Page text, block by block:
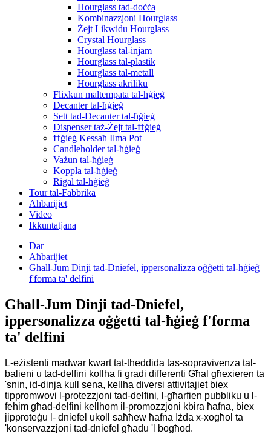
Hourglass tad-doċċa
Kombinazzjoni Hourglass
Żejt Likwidu Hourglass
Crystal Hourglass
Hourglass tal-injam
Hourglass tal-plastik
Hourglass tal-metall
Hourglass akriliku
Flixkun maltempata tal-ħġieġ
Decanter tal-ħġieġ
Sett tad-Decanter tal-ħġieġ
Dispenser taż-Żejt tal-Ħġieġ
Ħġieġ Kessaħ Ilma Pot
Candleholder tal-ħġieġ
Vażun tal-ħġieġ
Koppla tal-ħġieġ
Rigal tal-ħġieġ
Tour tal-Fabbrika
Aħbarijiet
Video
Ikkuntatjana
Dar
Aħbarijiet
Għall-Jum Dinji tad-Dniefel, ippersonalizza oġġetti tal-ħġieġ
f'forma ta' delfini
Għall-Jum Dinji tad-Dniefel,
ippersonalizza oġġetti tal-ħġieġ f'forma
ta' delfini
L-eżistenti madwar kwart tat-theddida tas-sopravivenza tal-
balieni u tad-delfini kollha fi gradi differenti Għal għexieren ta
'snin, id-dinja kull sena, kellha diversi attivitajiet biex
tippromwovi l-protezzjoni tad-delfini, l-għarfien pubbliku u l-
fehim għad-delfini kellhom il-promozzjoni kbira ħafna, biex
jipproteġu l- dniefel ukoll saħħew ħafna Iżda x-xogħol ta
'konservazzjoni tad-dniefel għadu 'l bogħod.